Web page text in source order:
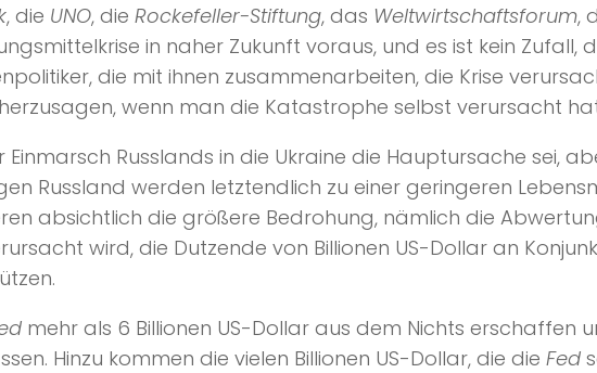
, die UNO, die Rockefeller-Stiftung, das Weltwirtschaftsforum,
in naher Zukunft voraus, und es ist kein Zufall,
die mit ihnen zusammenarbeiten, die Krise
wenn man die Katastrophe selbst verursacht
Russlands in die Ukraine die Hauptursache sei,
Russland werden letztendlich zu einer geringeren
absichtlich die größere Bedrohung, nämlich die
wird, die Dutzende von Billionen US-Dollar an
mehr als 6 Billionen US-Dollar aus dem Nichts
Hinzu kommen die vielen Billionen US-Dollar, die die Fed